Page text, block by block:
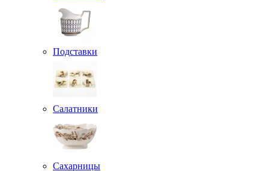
Подставки
Салатники
Сахарницы